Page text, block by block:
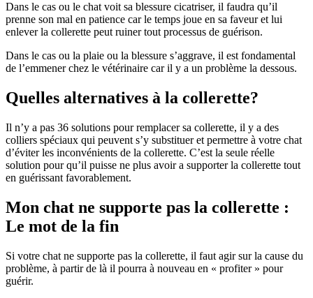
Dans le cas ou le chat voit sa blessure cicatriser, il faudra qu’il
prenne son mal en patience car le temps joue en sa faveur et lui
enlever la collerette peut ruiner tout processus de guérison.
Dans le cas ou la plaie ou la blessure s’aggrave, il est fondamental
de l’emmener chez le vétérinaire car il y a un problème la dessous.
Quelles alternatives à la collerette?
Il n’y a pas 36 solutions pour remplacer sa collerette, il y a des
colliers spéciaux qui peuvent s’y substituer et permettre à votre chat
d’éviter les inconvénients de la collerette. C’est la seule réelle
solution pour qu’il puisse ne plus avoir a supporter la collerette tout
en guérissant favorablement.
Mon chat ne supporte pas la collerette :
Le mot de la fin
Si votre chat ne supporte pas la collerette, il faut agir sur la cause du
problème, à partir de là il pourra à nouveau en « profiter » pour
guérir.